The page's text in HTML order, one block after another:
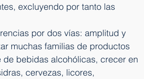
excluyendo por tanto las
por dos vías: amplitud y
muchas familias de productos
bebidas alcohólicas, crecer en
cervezas, licores,